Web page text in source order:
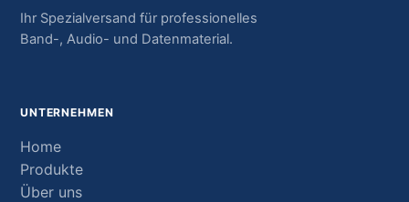
Ihr Spezialversand für professionelles
Band-, Audio- und Datenmaterial.
UNTERNEHMEN
Home
Produkte
Über uns